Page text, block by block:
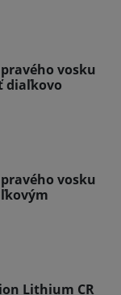
vosku
diaľkovo
vosku
Lithium CR